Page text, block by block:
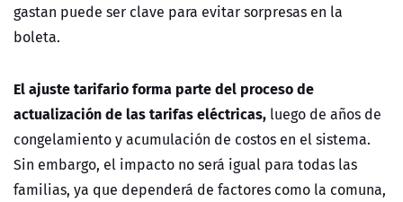
gastan puede ser clave para evitar sorpresas en la
boleta.
El ajuste tarifario forma parte del proceso de
actualización de las tarifas eléctricas, luego de años de
congelamiento y acumulación de costos en el sistema.
Sin embargo, el impacto no será igual para todas las
familias, ya que dependerá de factores como la comuna,